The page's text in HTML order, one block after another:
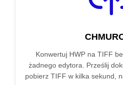
Konwertuj HWP na TIFF
żadnego edytora. Prześlij
pobierz TIFF w kilka sekund,